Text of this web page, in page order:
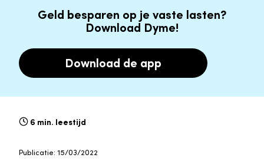
Geld besparen op je vaste lasten?
Download Dyme!
Download de app
6 min. leestijd
Publicatie: 15/03/2022